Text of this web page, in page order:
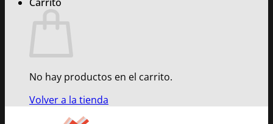
No hay productos en el carrito.
Volver a la tienda